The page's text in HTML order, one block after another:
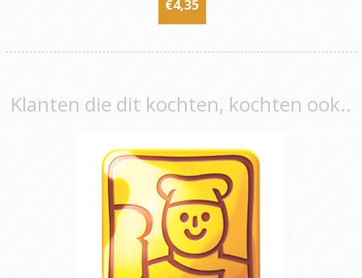
€4,35
Klanten die dit kochten, kochten ook..